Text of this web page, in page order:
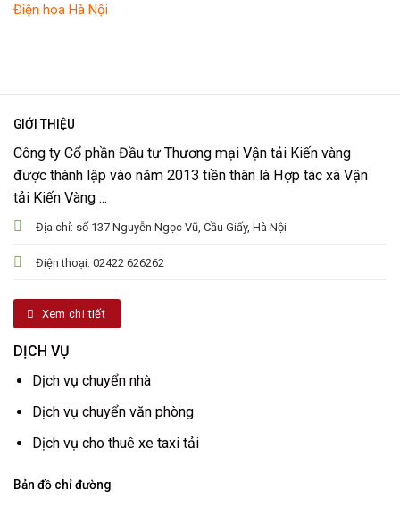
Điện hoa Hà Nội
GIỚI THIỆU
Công ty Cổ phần Đầu tư Thương mại Vận tải Kiến vàng
được thành lập vào năm 2013 tiền thân là Hợp tác xã Vận
tải Kiến Vàng ...
Địa chỉ: số 137 Nguyễn Ngọc Vũ, Cầu Giấy, Hà Nội
Điện thoại: 02422 626262
Xem chi tiết
DỊCH VỤ
Dịch vụ chuyển nhà
Dịch vụ chuyển văn phòng
Dịch vụ cho thuê xe taxi tải
Bản đồ chỉ đường